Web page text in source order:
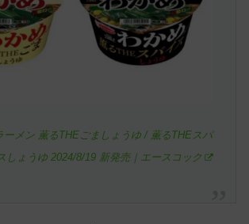
ーメン 薫るTHEごましょうゆ / 薫るTHEスパ
しょうゆ 2024/8/19 新発売｜エースコック